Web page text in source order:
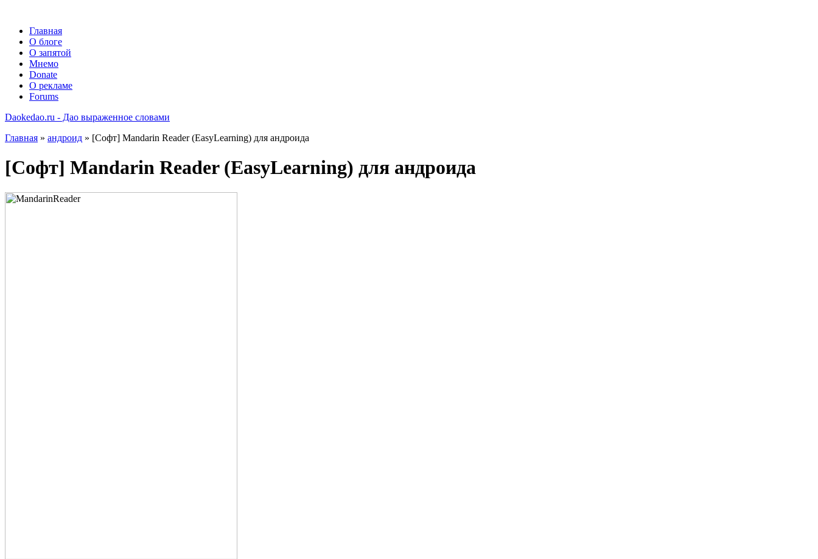
Главная
О блоге
О запятой
Мнемо
Donate
О рекламе
Forums
Daokedao.ru - Дао выраженное словами
Главная » андроид » [Софт] Mandarin Reader (EasyLearning) для андроида
[Софт] Mandarin Reader (EasyLearning) для андроида